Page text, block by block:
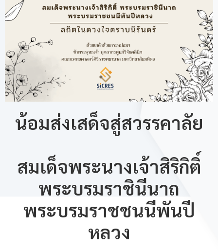
น้อมส่งเสด็จสู่สวรรคาลัย
สมเด็จพระนางเจ้าสิริกิติ์
พระบรมราชินีนาถ
พระบรมราชชนนีพันปี
หลวง